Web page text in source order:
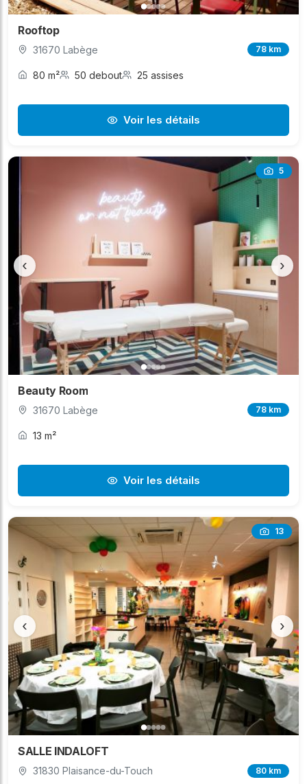
Rooftop
31670 Labège 78 km
80 m² 50 debout 25 assises
Voir les détails
5
‹ ›
Beauty Room
31670 Labège 78 km
13 m²
Voir les détails
13
‹ ›
SALLE INDALOFT
31830 Plaisance-du-Touch 80 km